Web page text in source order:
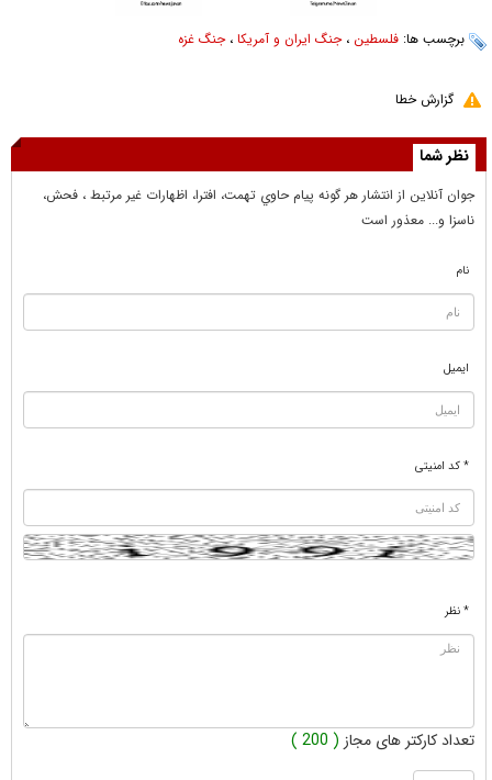
برچسب ها: فلسطین ،جنگ ایران و آمریکا ،جنگ غزه
گزارش خطا
نظر شما
جوان آنلاين از انتشار هر گونه پيام حاوي تهمت، افترا، اظهارات غير مرتبط ، فحش،
ناسزا و... معذور است
نام
ایمیل
* کد امنیتی
* نظر
تعداد کارکتر های مجاز ( 200 )